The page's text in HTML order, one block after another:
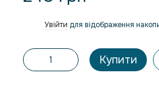
Увійти для відображення
Купити